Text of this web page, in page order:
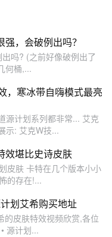
，会破例出吗？
吗? (之前好像破例出了
何桶,...
，寒冰带自嗨模式最亮
源计划系列都非常... 艾克
示: 艾克W技...
效堪比史诗皮肤
皮肤 卡特在几个版本小小
的存在!...
划艾希购买地址
的皮肤特效视频欣赏,各位
源计划...